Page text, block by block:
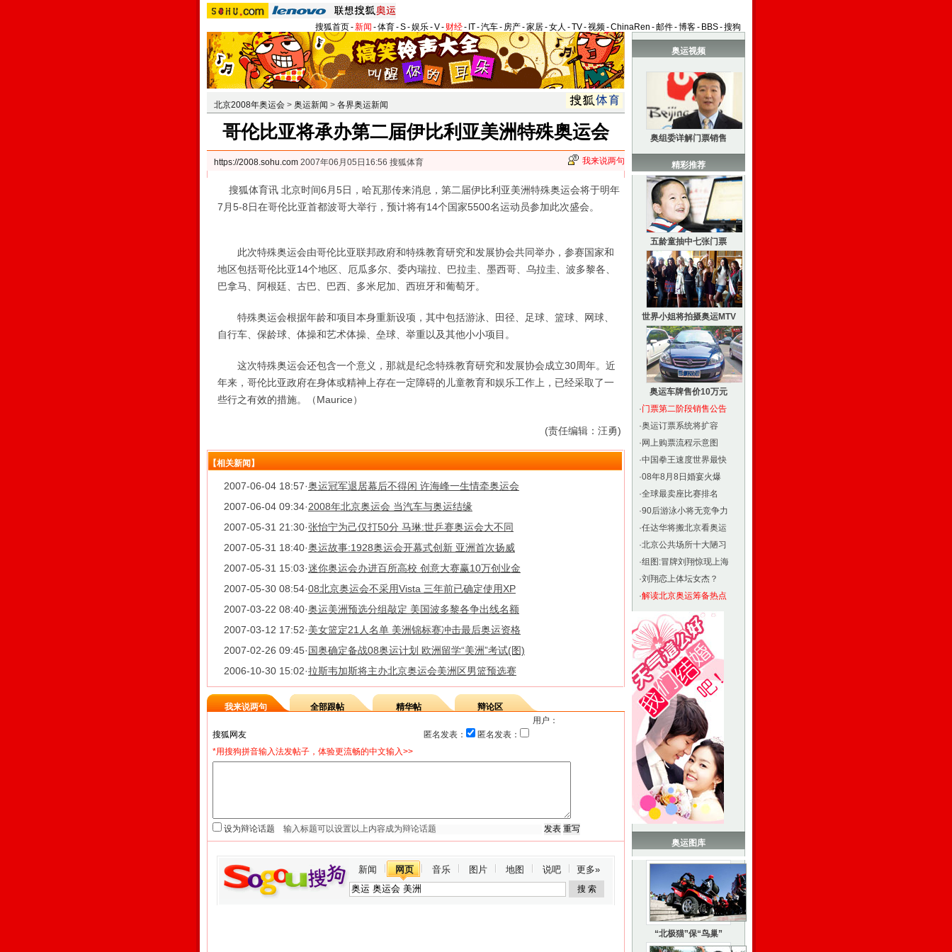
搜狐首页-新闻 -体育-S-娱乐-V- 财经- IT-汽车- 房产-家居-女人 -TV-视频-ChinaRen -邮件-博客- BBS-搜狗
北京2008年奥运会 > 奥运新闻 > 各界奥运新闻
哥伦比亚将承办第二届伊比利亚美洲特殊奥运会
https://2008.sohu.com 2007年06月05日16:56 搜狐体育 我来说两句
搜狐体育讯 北京时间6月5日，哈瓦那传来消息，第二届伊比利亚美洲特殊奥运会将于明年
7月5-8日在哥伦比亚首都波哥大举行，预计将有14个国家5500名运动员参加此次盛会。
此次特殊奥运会由哥伦比亚联邦政府和特殊教育研究和发展协会共同举办，参赛国家和
地区包括哥伦比亚14个地区、厄瓜多尔、委内瑞拉、巴拉圭、墨西哥、乌拉圭、波多黎各、
巴拿马、阿根廷、古巴、巴西、多米尼加、西班牙和葡萄牙。
特殊奥运会根据年龄和项目本身重新设项，其中包括游泳、田径、足球、篮球、网球、
自行车、保龄球、体操和艺术体操、垒球、举重以及其他小小项目。
这次特殊奥运会还包含一个意义，那就是纪念特殊教育研究和发展协会成立30周年。近
年来，哥伦比亚政府在身体或精神上存在一定障碍的儿童教育和娱乐工作上，已经采取了一
些行之有效的措施。（Maurice）
(责任编辑：汪勇)
【相关新闻】
2007-06-04 18:57·奥运冠军退居幕后不得闲 许海峰一生情牵奥运会
2007-06-04 09:34·2008年北京奥运会 当汽车与奥运结缘
2007-05-31 21:30·张怡宁为己仅打50分 马琳:世乒赛奥运会大不同
2007-05-31 18:40·奥运故事:1928奥运会开幕式创新 亚洲首次扬威
2007-05-31 15:03·迷你奥运会办进百所高校 创意大赛赢10万创业金
2007-05-30 08:54·08北京奥运会不采用Vista 三年前已确定使用XP
2007-03-22 08:40·奥运美洲预选分组敲定 美国波多黎各争出线名额
2007-03-12 17:52·美女篮定21人名单 美洲锦标赛冲击最后奥运资格
2007-02-26 09:45· 国奥确定备战08奥运计划 欧洲留学“美洲”考试(图)
2006-10-30 15:02·拉斯韦加斯将主办北京奥运会美洲区男篮预选赛
我来说两句 全部跟帖 精华帖
辩论区
用户：
匿名发表：
匿名发表：
*用搜狗拼音输入法发帖子，体验更流畅的中文输入>>
设为辩论话题
新闻 网页 音乐 图片 地图 说吧 更多»
奥运视频
奥组委详解门票销售
精彩推荐
五龄童抽中七张门票
世界小姐将拍摄奥运MTV
奥运车牌售价10万元
·门票第二阶段销售公告
·奥运订票系统将扩容
· 网上购票流程示意图
·中国拳王速度世界最快
·08年8月8日婚宴火爆
·全球最卖座比赛排名
·90后游泳小将无竞争力
·任达华将搬北京看奥运
·北京公共场所十大陋习
·组图:冒牌刘翔惊现上海
·刘翔恋上体坛女杰？
·解读北京奥运筹备热点
奥运图库
“北极猫”保“鸟巢”